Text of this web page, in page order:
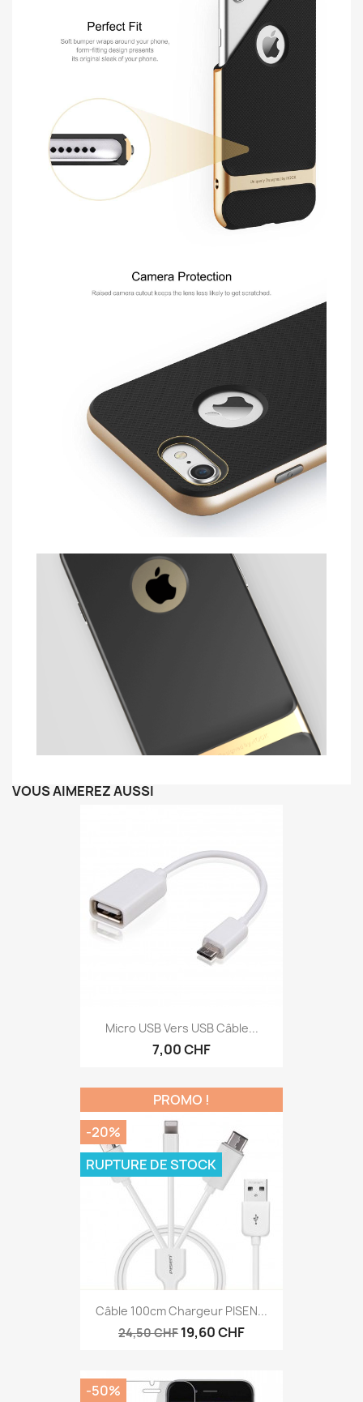
VOUS AIMEREZ AUSSI
Micro USB Vers USB Câble...
7,00 CHF
Câble 100cm Chargeur PISEN...
24,50 CHF 19,60 CHF
PROMO !
-20%
RUPTURE DE STOCK
-50%